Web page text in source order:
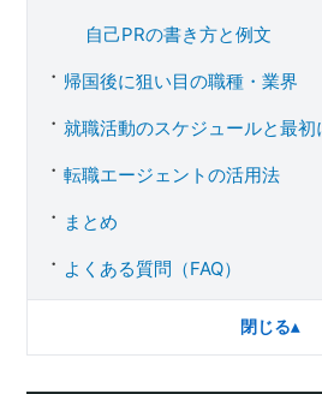
自己PRの書き方と例文
帰国後に狙い目の職種・業界
就職活動のスケジュールと最初
転職エージェントの活用法
まとめ
よくある質問（FAQ）
閉じる▴